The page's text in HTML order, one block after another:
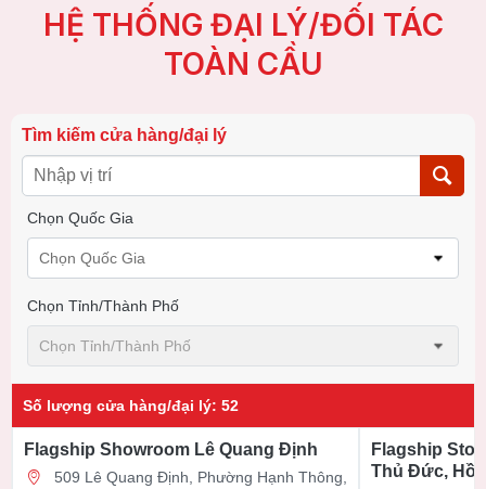
HỆ THỐNG ĐẠI LÝ/ĐỐI TÁC
TOÀN CẦU
Tìm kiếm cửa hàng/đại lý
Chọn Quốc Gia
Chọn Quốc Gia
Chọn Tỉnh/thành Phố
Chọn Tỉnh/thành Phố
Số lượng cửa hàng/đại lý: 52
Flagship Showroom Lê Quang Định
509 Lê Quang Định, Phường Hạnh Thông,
Flagship
Thủ Đức, Hồ